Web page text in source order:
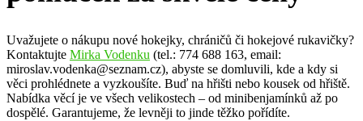
Uvažujete o nákupu nové hokejky, chráničů či hokejové rukavičky?
Kontaktujte Mirka Vodenku (tel.: 774 688 163, email:
miroslav.vodenka@seznam.cz), abyste se domluvili, kde a kdy si
věci prohlédnete a vyzkoušíte. Buď na hřišti nebo kousek od hřiště.
Nabídka věcí je ve všech velikostech – od minibenjamínků až po
dospělé. Garantujeme, že levněji to jinde těžko pořídíte.